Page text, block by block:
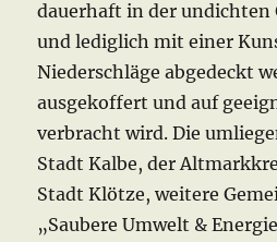
dauerhaft in der undichten
und lediglich mit einer
Niederschläge abgedeckt
ausgekoffert und auf
verbracht wird. Die
Stadt Kalbe, der
Stadt Klötze, weitere
„Saubere Umwelt &